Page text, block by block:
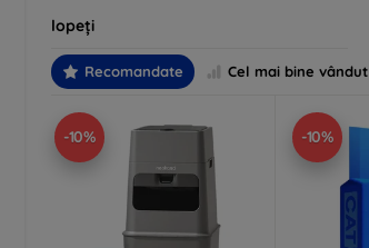
lopeți
Recomandate Cel mai bine vândut
-10% -10%